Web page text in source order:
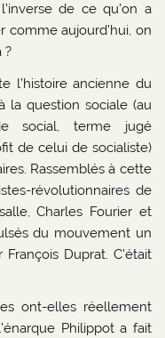
de ce qu’on a
comme aujourd’hui, on
?
l’histoire ancienne du
la question sociale (au
social, terme jugé
de celui de socialiste)
Rassemblés à cette
révolutionnaires de
Charles Fourier et
du mouvement un
Duprat. C’était
ont-elles réellement
Philippot a fait